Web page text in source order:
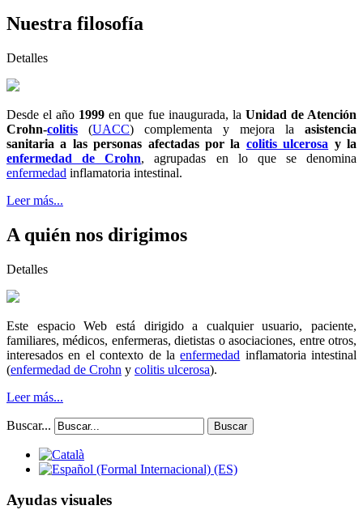
Nuestra filosofía
Detalles
Desde el año 1999 en que fue inaugurada, la Unidad de Atención
Crohn-colitis (UACC) complementa y mejora la asistencia
sanitaria a las personas afectadas por la colitis ulcerosa y la
enfermedad de Crohn, agrupadas en lo que se denomina
enfermedad inflamatoria intestinal.
Leer más...
A quién nos dirigimos
Detalles
Este espacio Web está dirigido a cualquier usuario, paciente,
familiares, médicos, enfermeras, dietistas o asociaciones, entre otros,
interesados en el contexto de laenfermedad inflamatoria intestinal
(enfermedad de Crohn y colitis ulcerosa).
Leer más...
Buscar... Buscar
Ayudas visuales